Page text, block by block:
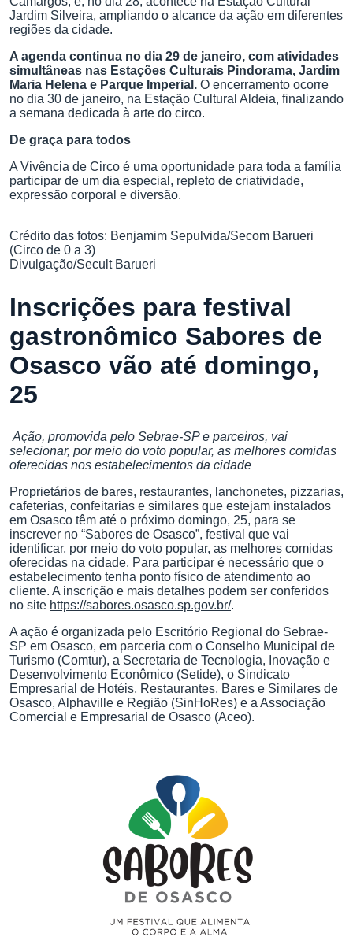
Jardim Silveira, ampliando o alcance da ação em diferentes
regiões da cidade.
A agenda continua no dia 29 de janeiro, com atividades
simultâneas nas Estações Culturais Pindorama, Jardim
Maria Helena e Parque Imperial. O encerramento ocorre
no dia 30 de janeiro, na Estação Cultural Aldeia, finalizando
a semana dedicada à arte do circo.
De graça para todos
A Vivência de Circo é uma oportunidade para toda a família
participar de um dia especial, repleto de criatividade,
expressão corporal e diversão.
Crédito das fotos: Benjamim Sepulvida/Secom Barueri
(Circo de 0 a 3)
Divulgação/Secult Barueri
Inscrições para festival
gastronômico Sabores de
Osasco vão até domingo,
25
Ação, promovida pelo Sebrae-SP e parceiros, vai
selecionar, por meio do voto popular, as melhores comidas
oferecidas nos estabelecimentos da cidade
Proprietários de bares, restaurantes, lanchonetes, pizzarias,
cafeterias, confeitarias e similares que estejam instalados
em Osasco têm até o próximo domingo, 25, para se
inscrever no “Sabores de Osasco”, festival que vai
identificar, por meio do voto popular, as melhores comidas
oferecidas na cidade. Para participar é necessário que o
estabelecimento tenha ponto físico de atendimento ao
cliente. A inscrição e mais detalhes podem ser conferidos
no site https://sabores.osasco.sp.gov.br/.
A ação é organizada pelo Escritório Regional do Sebrae-
SP em Osasco, em parceria com o Conselho Municipal de
Turismo (Comtur), a Secretaria de Tecnologia, Inovação e
Desenvolvimento Econômico (Setide), o Sindicato
Empresarial de Hotéis, Restaurantes, Bares e Similares de
Osasco, Alphaville e Região (SinHoRes) e a Associação
Comercial e Empresarial de Osasco (Aceo).